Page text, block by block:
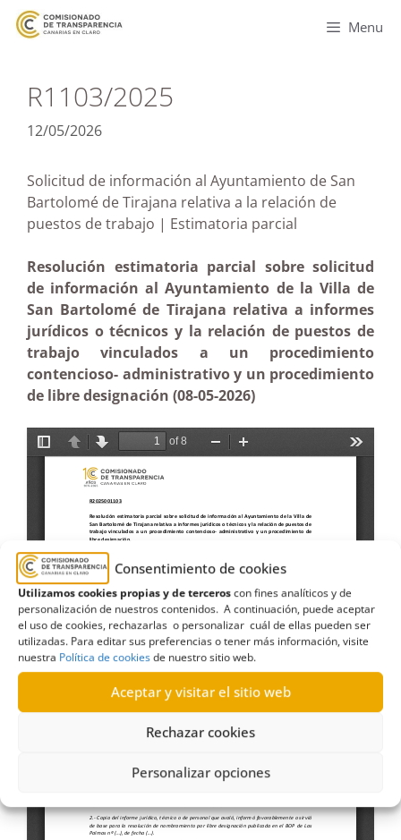
Consentimiento de cookies
Utilizamos cookies propias y de terceroscon fines analíticos y de
personalización de nuestros contenidos. A continuación, puede aceptar
el uso de cookies, rechazarlas o personalizar cuál de ellas pueden ser
utilizadas. Para editar sus preferencias o tener más información, visite
nuestra Política de cookiesde nuestro sitio web.
Aceptar y visitar el sitio web
Rechazar cookies
Personalizar opciones
Menu
R1103/2025
12/05/2026
Solicitud de información al Ayuntamiento de San
Bartolomé de Tirajana relativa a la relación de
puestos de trabajo | Estimatoria parcial
Resolución estimatoria parcial sobre solicitud
de información al Ayuntamiento de la Villa de
San Bartolomé de Tirajana relativa a informes
jurídicos o técnicos y la relación de puestos de
trabajo vinculados a un procedimiento
contencioso- administrativo y un procedimiento
de libre designación (08-05-2026)